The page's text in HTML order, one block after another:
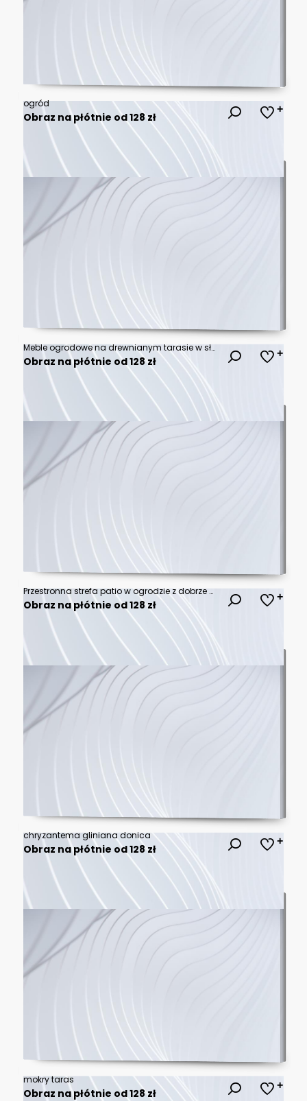
ogród
Obraz na płótnie od 128 zł
Meble ogrodowe na drewnianym tarasie w słoneczny dzień, relaks na świeżym powietrzu
Obraz na płótnie od 128 zł
Przestronna strefa patio w ogrodzie z dobrze utrzymanym drewnianym tarasem. Deski drewniane na podłodze oferują eleganckie wykończenie, a całość otaczają rośliny i elementy zieleni.
Obraz na płótnie od 128 zł
chryzantema gliniana donica
Obraz na płótnie od 128 zł
mokry taras
Obraz na płótnie od 128 zł